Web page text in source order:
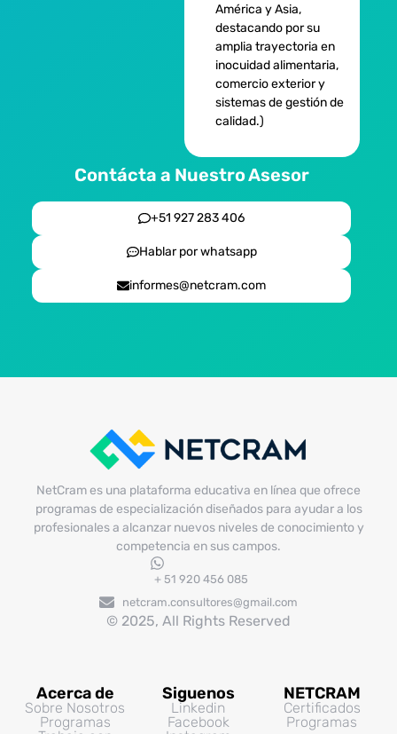
América y Asia,
destacando por su
amplia trayectoria en
inocuidad alimentaria,
comercio exterior y
sistemas de gestión de
calidad.)
Contácta a Nuestro Asesor
+51 927 283 406
Hablar por whatsapp
informes@netcram.com
NetCram es una plataforma educativa en línea que ofrece
programas de especialización diseñados para ayudar a los
profesionales a alcanzar nuevos niveles de conocimiento y
competencia en sus campos.
+ 51 920 456 085
netcram.consultores@gmail.com
© 2025, All Rights Reserved
Acerca de
Sobre Nosotros
Programas
Siguenos
Linkedin
Facebook
NETCRAM
Certificados
Programas